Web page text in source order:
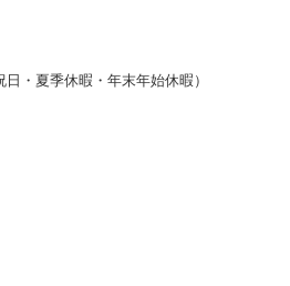
・夏季休暇・年末年始休暇）